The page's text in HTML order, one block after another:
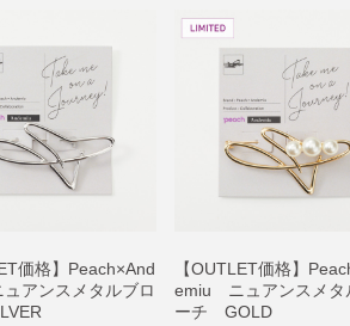
価格】Peach×And
アンスメタルブロ
【OUTLET価格】
emiu ニュアンスメタ
ーチ GOLD